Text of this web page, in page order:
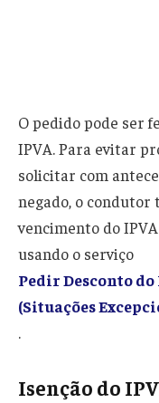
O pedido pode ser
IPVA. Para evitar
solicitar com
negado, o condutor
vencimento do
usando o serviço
Pedir Desconto
(Situações
.
Isenção do